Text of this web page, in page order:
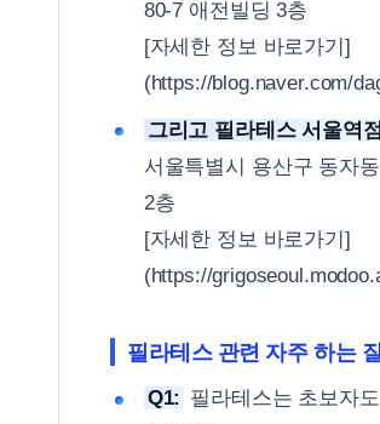
80-7 애전빌딩 3층
[자세한 정보 바로가기]
(https://blog.naver.com/
그리고 필라테스 서울역점
서울특별시 용산구 동자
2층
[자세한 정보 바로가기]
(https://
필라테스 관련 자주 하는
Q1: 필라테스는 초보자